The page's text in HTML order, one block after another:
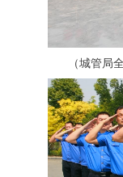
（城管局